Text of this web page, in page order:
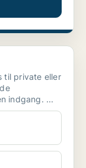
til private eller
parkeringsforhold tæt på lokalet. • Egen indgang. ...